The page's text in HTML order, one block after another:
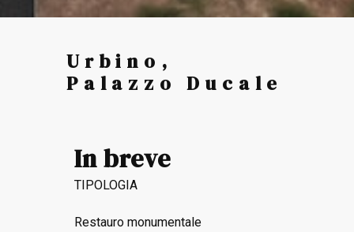
Urbino,
Palazzo Ducale
In breve
TIPOLOGIA
Restauro monumentale